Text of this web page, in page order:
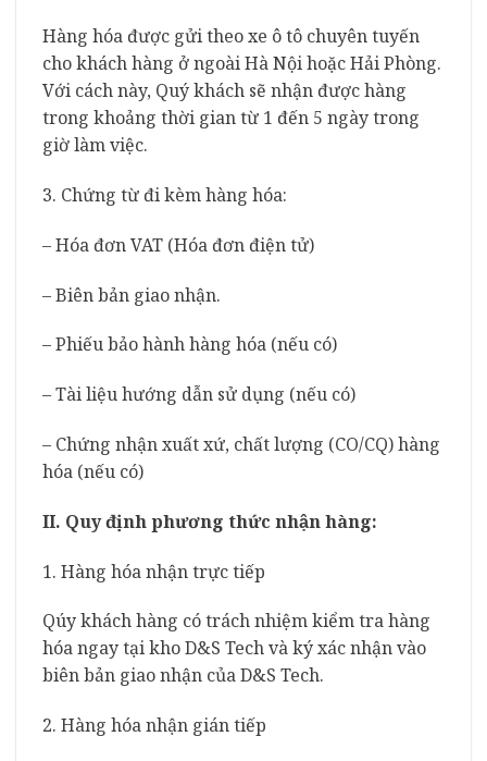
Hàng hóa được gửi theo xe ô tô chuyên tuyến
cho khách hàng ở ngoài Hà Nội hoặc Hải Phòng.
Với cách này, Quý khách sẽ nhận được hàng
trong khoảng thời gian từ 1 đến 5 ngày trong
giờ làm việc.
3. Chứng từ đi kèm hàng hóa:
– Hóa đơn VAT (Hóa đơn điện tử)
– Biên bản giao nhận.
– Phiếu bảo hành hàng hóa (nếu có)
– Tài liệu hướng dẫn sử dụng (nếu có)
– Chứng nhận xuất xứ, chất lượng (CO/CQ) hàng
hóa (nếu có)
II. Quy định phương thức nhận hàng:
1. Hàng hóa nhận trực tiếp
Qúy khách hàng có trách nhiệm kiểm tra hàng
hóa ngay tại kho D&S Tech và ký xác nhận vào
biên bản giao nhận của D&S Tech.
2. Hàng hóa nhận gián tiếp